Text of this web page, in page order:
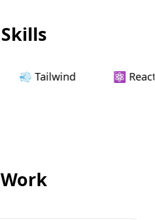
Skills
💨 Tailwind ⚛ React
Work